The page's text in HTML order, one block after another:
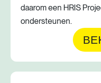
daarom een HRIS
ondersteunen.